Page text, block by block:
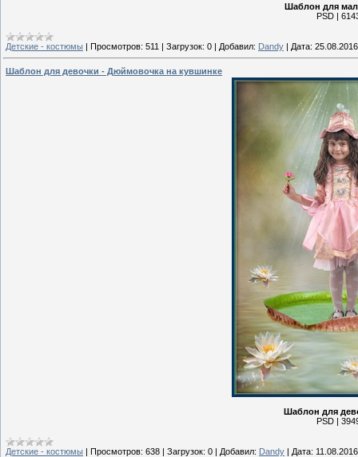
Шаблон для
PSD |
Детские - костюмы | Просмотров: 511 | Загрузок: 0 | Добавил: Dandy | Дата: 25.08.2016
Шаблон для девочки - Дюймовочка на кувшинке
Шаблон для
PSD |
Детские - костюмы | Просмотров: 638 | Загрузок: 0 | Добавил: Dandy | Дата: 11.08.2016